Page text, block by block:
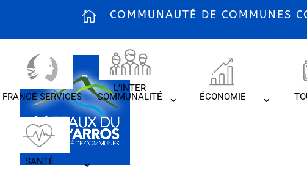
COMMUNAUTÉ DE COMMUNES
FRANCE SERVICES
L’INTER
COMMUNALITÉ ÉCONOMIE
SANTÉ